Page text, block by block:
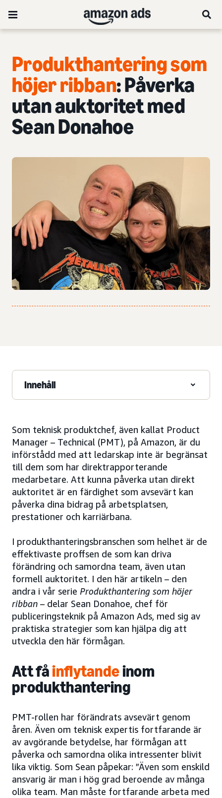
Produkthantering som
höjer ribban: Påverka
utan auktoritet med
Sean Donahoe
Innehåll
Som teknisk produktchef, även kallat Product
Manager – Technical (PMT), på Amazon, är du
införstådd med att ledarskap inte är begränsat
till dem som har direktrapporterande
medarbetare. Att kunna påverka utan direkt
auktoritet är en färdighet som avsevärt kan
påverka dina bidrag på arbetsplatsen,
prestationer och karriärbana.
I produkthanteringsbranschen som helhet är de
effektivaste proffsen de som kan driva
förändring och samordna team, även utan
formell auktoritet. I den här artikeln – den
andra i vår serie Produkthantering som höjer
ribban – delar Sean Donahoe, chef för
publiceringsteknik på Amazon Ads, med sig av
praktiska strategier som kan hjälpa dig att
utveckla den här förmågan.
Att fåinflytandeinom
produkthantering
PMT-rollen har förändrats avsevärt genom
åren. Även om teknisk expertis fortfarande är
av avgörande betydelse, har förmågan att
påverka och samordna olika intressenter blivit
lika viktig. Som Sean påpekar: ”Även som enskild
ansvarig är man i hög grad beroende av många
olika team. Man måste fortfarande arbeta med